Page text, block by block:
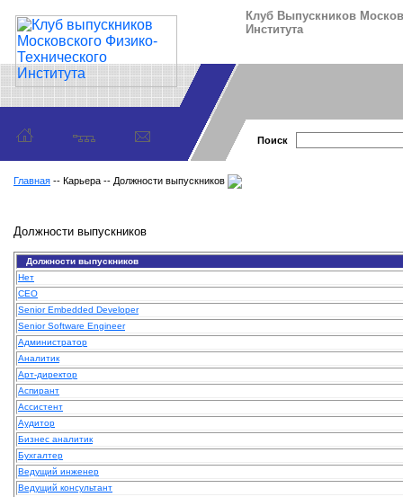
Клуб Выпускников
Института
Поиск
Главная -- Карьера -- Должности выпускников
Должности выпускников
Должности выпускников
Нет
CEO
Senior Embedded Developer
Senior Software Engineer
Администратор
Аналитик
Арт-директор
Аспирант
Ассистент
Аудитор
Бизнес аналитик
Бухгалтер
Ведущий инженер
Ведущий консультант